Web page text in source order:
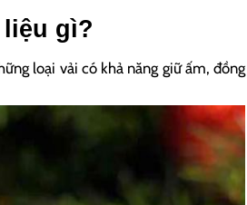
gì?
loại vải có khả năng giữ ấm, đồng